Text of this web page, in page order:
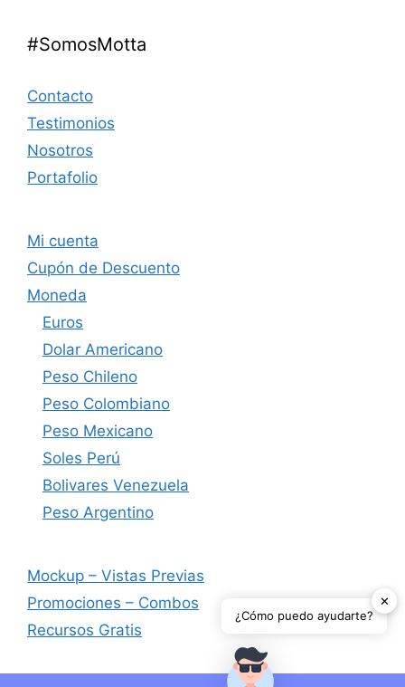
#SomosMotta
Contacto
Testimonios
Nosotros
Portafolio
Mi cuenta
Cupón de Descuento
Moneda
Euros
Dolar Americano
Peso Chileno
Peso Colombiano
Peso Mexicano
Soles Perú
Bolivares Venezuela
Peso Argentino
Mockup – Vistas Previas
Promociones – Combos
Recursos Gratis
✕
¿Cómo puedo ayudarte?